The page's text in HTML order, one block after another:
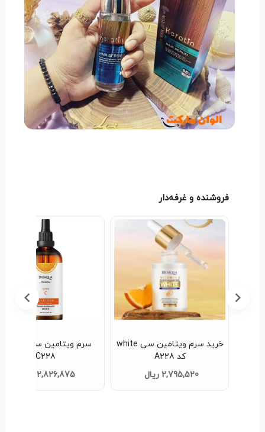
استفاده از سرم:مقدار مناسبی از سرم را بر
روی موهای مرطوب یا خشک بمالید و به آرامی
ماساژ دهید.
اجازه دهید جذب شود:نیازی به شستشو ندارد
و می‌توانید موها را به حالت دلخواه خود حالت
دهید.
سرم و احیاکننده موی تخصصی کد R084 می‌تواند به شما
فروشنده و غرفه‌دار
سرم ویتامین سی بیوآکوا
C228
2,826,875 ریال
C245
2,909,563 ریال